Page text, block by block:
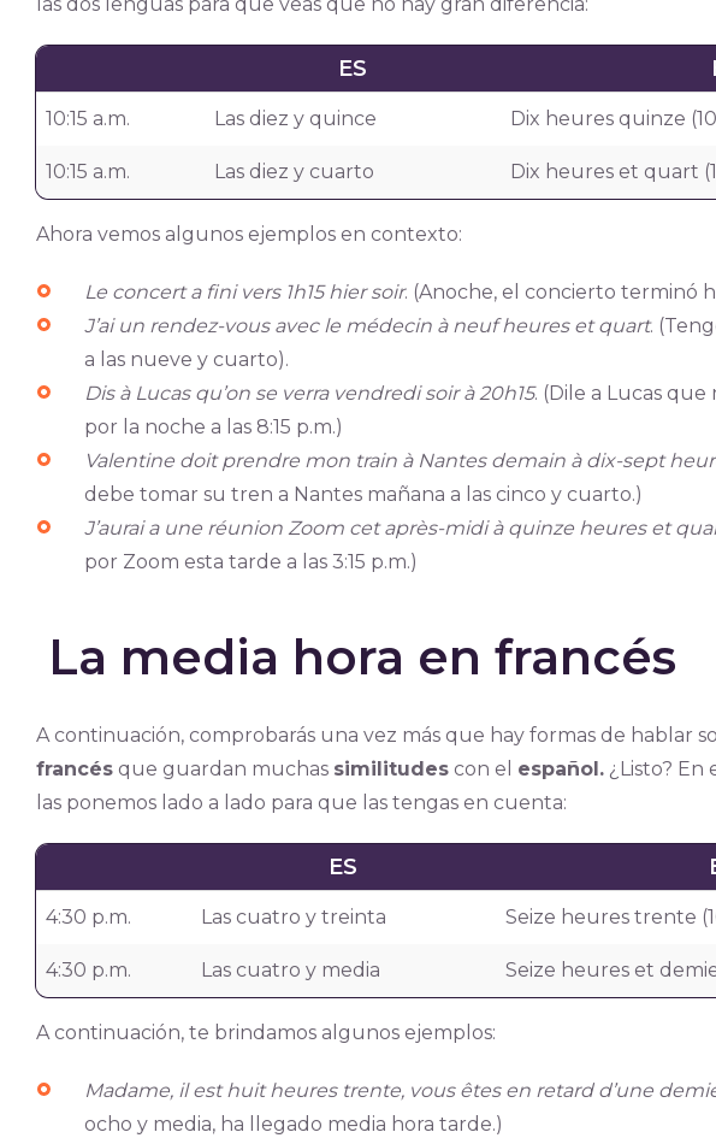
ES
10:15 a.m. Las diez y quince Dix heures quinze
10:15 a.m. Las diez y cuarto Dix heures et quart
Ahora vemos algunos ejemplos en contexto:
Le concert a fini vers 1h15 hier soir. (Anoche, el concierto terminó
J’ai un rendez-vous avec le médecin à neuf heures et quart.
a las nueve y cuarto).
Dis à Lucas qu’on se verra vendredi soir à 20h15. (Dile a Lucas
por la noche a las 8:15 p.m.)
Valentine doit prendre mon train à Nantes demain à dix-sept
debe tomar su tren a Nantes mañana a las cinco y cuarto.)
J’aurai a une réunion Zoom cet après-midi à quinze heures et
por Zoom esta tarde a las 3:15 p.m.)
La media hora en francés
A continuación, comprobarás una vez más que hay formas de hablar
francésque guardan muchas similitudescon el español.¿Listo? En
las ponemos lado a lado para que las tengas en cuenta:
ES
4:30 p.m. Las cuatro y treinta Seize heures trente
4:30 p.m. Las cuatro y media Seize heures et
A continuación, te brindamos algunos ejemplos:
Madame, il est huit heures trente, vous êtes en retard d’une
ocho y media, ha llegado media hora tarde.)